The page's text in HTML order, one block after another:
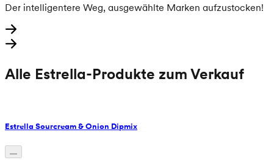
Der intelligentere Weg, ausgewählte Marken aufzustocken!
Alle Estrella-Produkte zum Verkauf
Estrella Sourcream & Onion Dipmix